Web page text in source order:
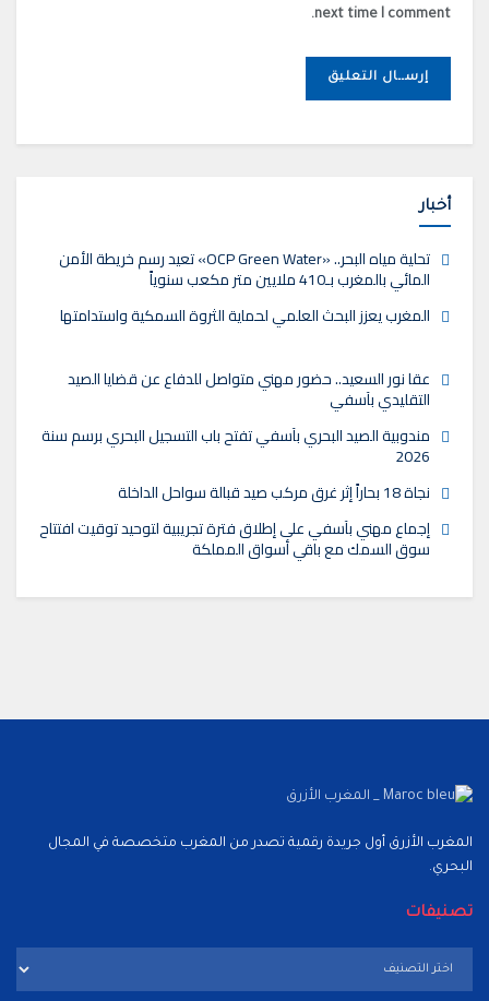
next time I comment.
أخبار
تحلية مياه البحر.. «OCP Green Water» تعيد رسم خريطة الأمن
المائي بالمغرب بـ410 ملايين متر مكعب سنوياً
المغرب يعزز البحث العلمي لحماية الثروة السمكية واستدامتها
عقا نور السعيد.. حضور مهني متواصل للدفاع عن قضايا الصيد
التقليدي بآسفي
مندوبية الصيد البحري بآسفي تفتح باب التسجيل البحري برسم سنة
2026
نجاة 18 بحاراً إثر غرق مركب صيد قبالة سواحل الداخلة
إجماع مهني بآسفي على إطلاق فترة تجريبية لتوحيد توقيت افتتاح
سوق السمك مع باقي أسواق المملكة
المغرب الأزرق أول جريدة رقمية تصدر من المغرب متخصصة في المجال
البحري.
تصنيفات
تصنيفات